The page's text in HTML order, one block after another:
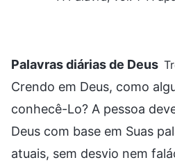
Palavras diárias de Deus
Crendo em Deus, como
conhecê-Lo? A pessoa
Deus com base em Suas
atuais, sem desvio nem